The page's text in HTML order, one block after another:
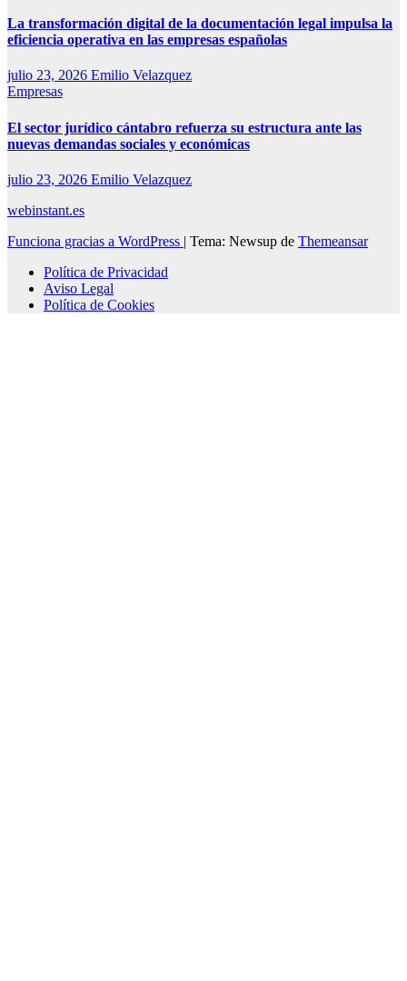
La transformación digital de la documentación legal impulsa la
eficiencia operativa en las empresas españolas
julio 23, 2026 Emilio Velazquez
Empresas
El sector jurídico cántabro refuerza su estructura ante las
nuevas demandas sociales y económicas
julio 23, 2026 Emilio Velazquez
webinstant.es
Funciona gracias a WordPress | Tema: Newsup de Themeansar
Política de Privacidad
Aviso Legal
Política de Cookies